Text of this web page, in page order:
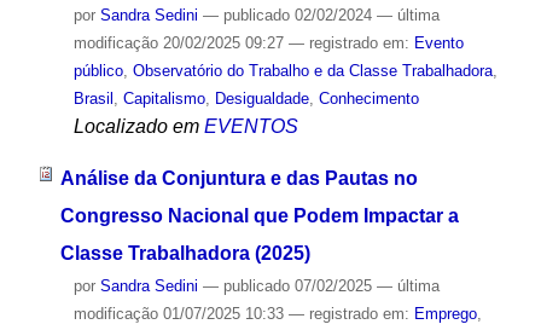
por Sandra Sedini — publicado02/02/2024 — última
modificação20/02/2025 09:27 — registrado em: Evento
público, Observatório do Trabalho e da Classe Trabalhadora,
Brasil , Capitalismo, Desigualdade, Conhecimento
Localizado em EVENTOS
Análise da Conjuntura e das Pautas no
Congresso Nacional que Podem Impactar a
Classe Trabalhadora (2025)
por Sandra Sedini — publicado07/02/2025 — última
modificação01/07/2025 10:33 — registrado em: Emprego,